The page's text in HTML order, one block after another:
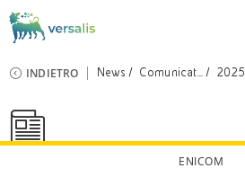
INDIETRO News Comunicat... 2025
ENICOM